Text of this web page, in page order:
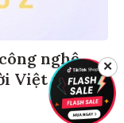
nghệ
Việt tổ
✕